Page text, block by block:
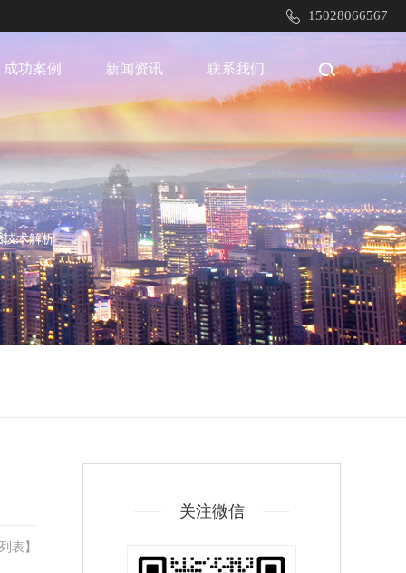
15028066567
成功案例 新闻资讯 联系我们
技术解析
表 】
关注微信